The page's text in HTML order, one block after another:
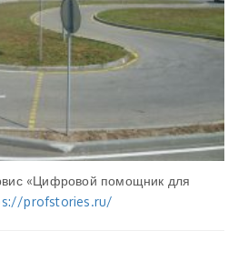
«Цифровой помощник для
profstories.ru/